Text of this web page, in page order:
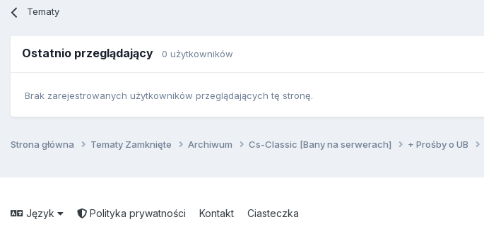
Tematy
Ostatnio przeglądający 0 użytkowników
Brak zarejestrowanych użytkowników przeglądających tę stronę.
Strona główna Tematy Zamknięte Archiwum Cs-Classic [Bany na serwerach] + Prośby o UB
Język Polityka prywatności Kontakt Ciasteczka